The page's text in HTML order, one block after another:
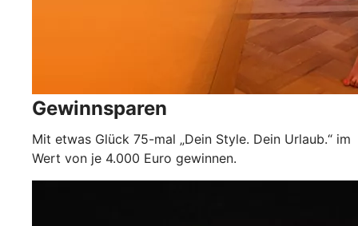
Gewinnsparen
Mit etwas Glück 75-mal „Dein Style. Dein Urlaub.“ im
Wert von je 4.000 Euro gewinnen.